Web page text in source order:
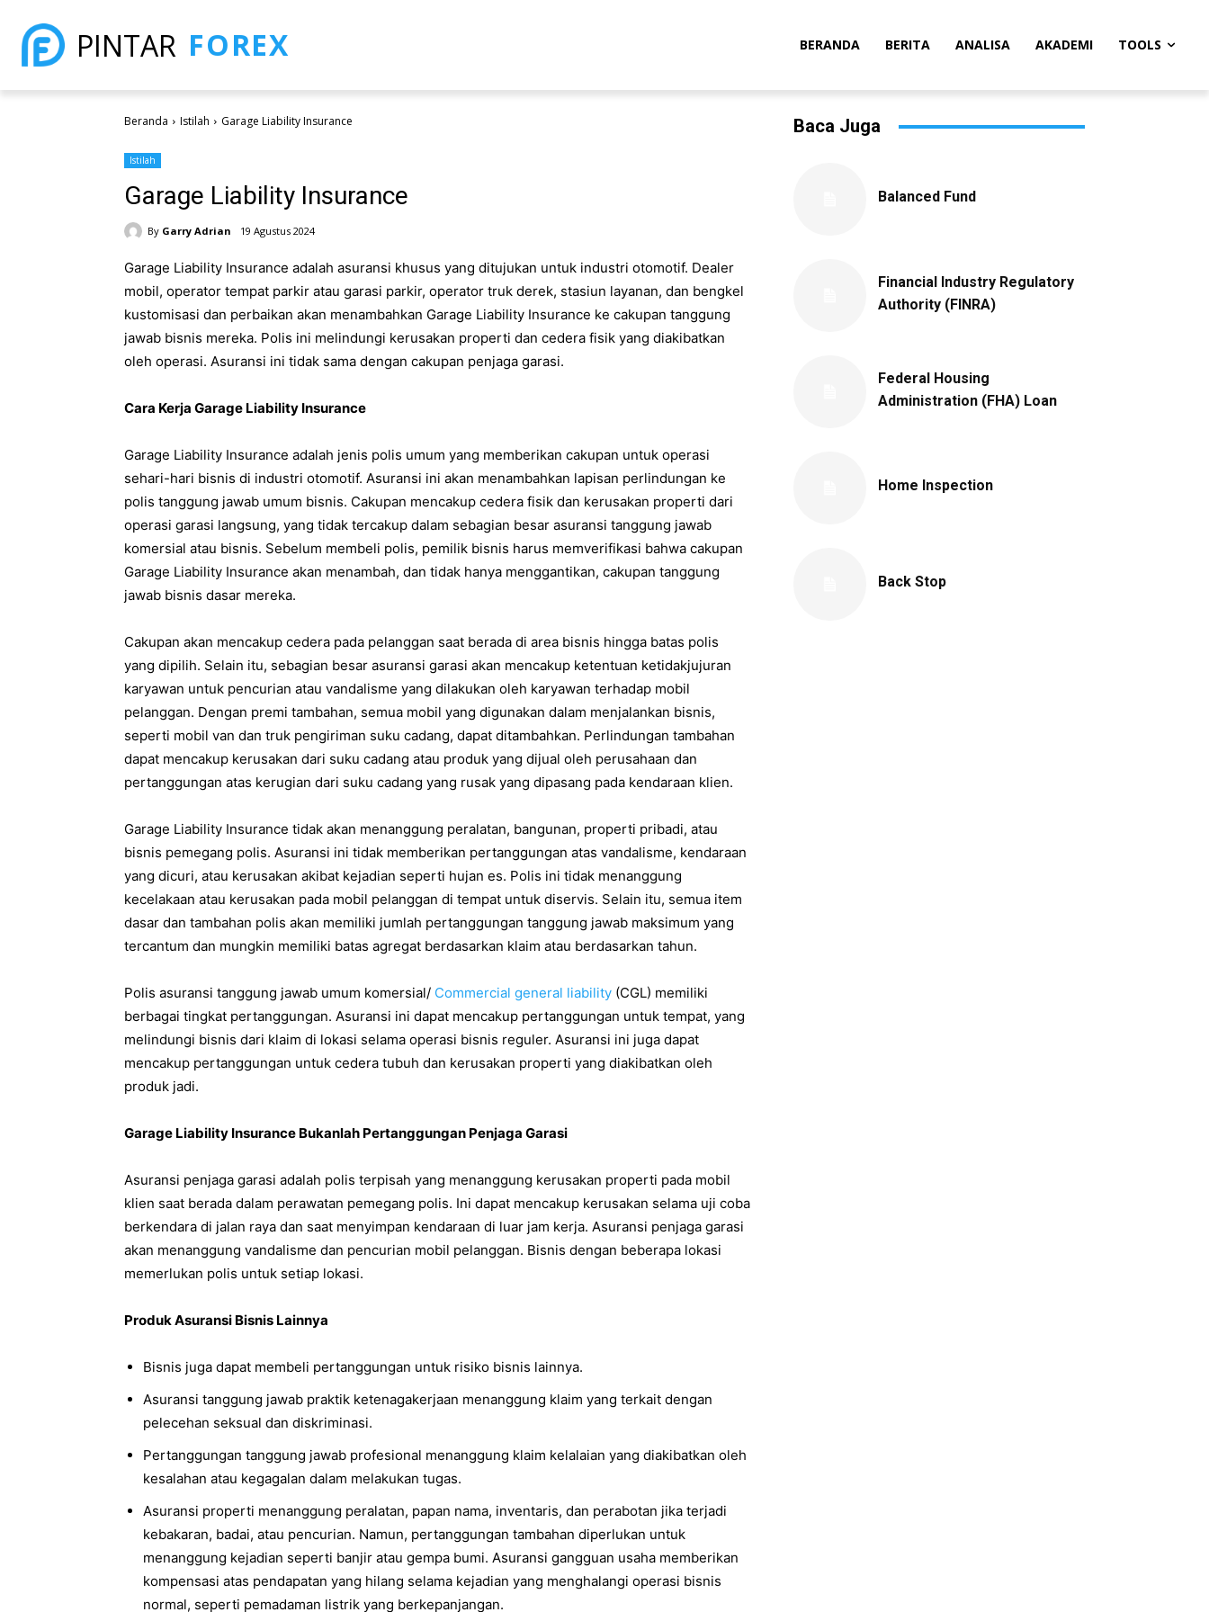
PINTAR FOREX BERANDA BERITA ANALISA AKADEMI TOOLS
Beranda Istilah Garage Liability Insurance
Istilah
Garage Liability Insurance
By Garry Adrian 19 Agustus 2024
Garage Liability Insurance adalah asuransi khusus yang ditujukan untuk industri otomotif. Dealer
mobil, operator tempat parkir atau garasi parkir, operator truk derek, stasiun layanan, dan bengkel
kustomisasi dan perbaikan akan menambahkan Garage Liability Insurance ke cakupan tanggung
jawab bisnis mereka. Polis ini melindungi kerusakan properti dan cedera fisik yang diakibatkan
oleh operasi. Asuransi ini tidak sama dengan cakupan penjaga garasi.
Cara Kerja Garage Liability Insurance
​​​​​​​Garage Liability Insurance adalah jenis polis umum yang memberikan cakupan untuk operasi
sehari-hari bisnis di industri otomotif. Asuransi ini akan menambahkan lapisan perlindungan ke
polis tanggung jawab umum bisnis. Cakupan mencakup cedera fisik dan kerusakan properti dari
operasi garasi langsung, yang tidak tercakup dalam sebagian besar asuransi tanggung jawab
komersial atau bisnis. Sebelum membeli polis, pemilik bisnis harus memverifikasi bahwa cakupan
Garage Liability Insurance akan menambah, dan tidak hanya menggantikan, cakupan tanggung
jawab bisnis dasar mereka.
Cakupan akan mencakup cedera pada pelanggan saat berada di area bisnis hingga batas polis
yang dipilih. Selain itu, sebagian besar asuransi garasi akan mencakup ketentuan ketidakjujuran
karyawan untuk pencurian atau vandalisme yang dilakukan oleh karyawan terhadap mobil
pelanggan. Dengan premi tambahan, semua mobil yang digunakan dalam menjalankan bisnis,
seperti mobil van dan truk pengiriman suku cadang, dapat ditambahkan. Perlindungan tambahan
dapat mencakup kerusakan dari suku cadang atau produk yang dijual oleh perusahaan dan
pertanggungan atas kerugian dari suku cadang yang rusak yang dipasang pada kendaraan klien.
Garage Liability Insurance tidak akan menanggung peralatan, bangunan, properti pribadi, atau
bisnis pemegang polis. Asuransi ini tidak memberikan pertanggungan atas vandalisme, kendaraan
yang dicuri, atau kerusakan akibat kejadian seperti hujan es. Polis ini tidak menanggung
kecelakaan atau kerusakan pada mobil pelanggan di tempat untuk diservis. Selain itu, semua item
dasar dan tambahan polis akan memiliki jumlah pertanggungan tanggung jawab maksimum yang
tercantum dan mungkin memiliki batas agregat berdasarkan klaim atau berdasarkan tahun.
Polis asuransi tanggung jawab umum komersial/ Commercial general liability (CGL) memiliki
berbagai tingkat pertanggungan. Asuransi ini dapat mencakup pertanggungan untuk tempat, yang
melindungi bisnis dari klaim di lokasi selama operasi bisnis reguler. Asuransi ini juga dapat
mencakup pertanggungan untuk cedera tubuh dan kerusakan properti yang diakibatkan oleh
produk jadi.
Garage Liability Insurance Bukanlah Pertanggungan Penjaga Garasi
Asuransi penjaga garasi adalah polis terpisah yang menanggung kerusakan properti pada mobil
klien saat berada dalam perawatan pemegang polis. Ini dapat mencakup kerusakan selama uji coba
berkendara di jalan raya dan saat menyimpan kendaraan di luar jam kerja. Asuransi penjaga garasi
akan menanggung vandalisme dan pencurian mobil pelanggan. Bisnis dengan beberapa lokasi
memerlukan polis untuk setiap lokasi.
Produk Asuransi Bisnis Lainnya
Bisnis juga dapat membeli pertanggungan untuk risiko bisnis lainnya.
Asuransi tanggung jawab praktik ketenagakerjaan menanggung klaim yang terkait dengan
pelecehan seksual dan diskriminasi.
Pertanggungan tanggung jawab profesional menanggung klaim kelalaian yang diakibatkan oleh
kesalahan atau kegagalan dalam melakukan tugas.
Asuransi properti menanggung peralatan, papan nama, inventaris, dan perabotan jika terjadi
kebakaran, badai, atau pencurian. Namun, pertanggungan tambahan diperlukan untuk
menanggung kejadian seperti banjir atau gempa bumi. Asuransi gangguan usaha memberikan
kompensasi atas pendapatan yang hilang selama kejadian yang menghalangi operasi bisnis
normal, seperti pemadaman listrik yang berkepanjangan.
Baca Juga
Balanced Fund
Financial Industry Regulatory
Authority (FINRA)
Federal Housing
Administration (FHA) Loan
Home Inspection
Back Stop